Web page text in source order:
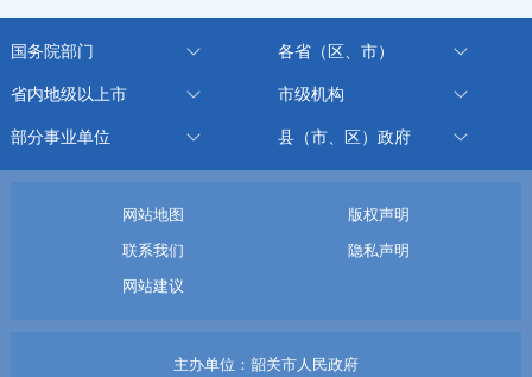
国务院部门 各省（区、市）
省内地级以上市 市级机构
部分事业单位 县（市、区）政府
网站地图
版权声明
联系我们
隐私声明
网站建议
主办单位：韶关市人民政府